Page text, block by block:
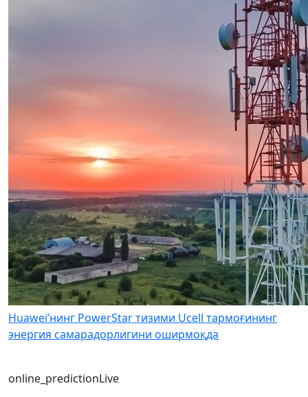
Huawei’нинг PowerStar тизими Ucell тармоғининг
энергия самарадорлигини оширмоқда
online_predictionLive